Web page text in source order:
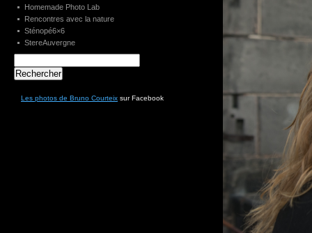
Homemade Photo Lab
Rencontres avec la nature
Sténopé6×6
StereAuvergne
Les photos de Bruno Courteix sur Facebook